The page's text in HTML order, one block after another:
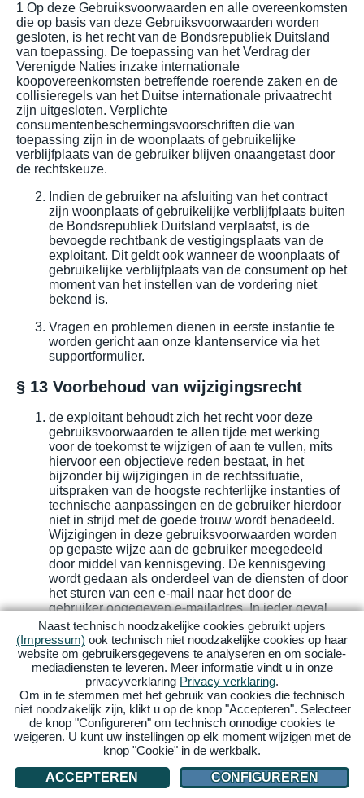
1 Op deze Gebruiksvoorwaarden en alle overeenkomsten
die op basis van deze Gebruiksvoorwaarden worden
gesloten, is het recht van de Bondsrepubliek Duitsland
van toepassing. De toepassing van het Verdrag der
Verenigde Naties inzake internationale
koopovereenkomsten betreffende roerende zaken en de
collisieregels van het Duitse internationale privaatrecht
zijn uitgesloten. Verplichte
consumentenbeschermingsvoorschriften die van
toepassing zijn in de woonplaats of gebruikelijke
verblijfplaats van de gebruiker blijven onaangetast door
de rechtskeuze.
Indien de gebruiker na afsluiting van het contract
zijn woonplaats of gebruikelijke verblijfplaats buiten
de Bondsrepubliek Duitsland verplaatst, is de
bevoegde rechtbank de vestigingsplaats van de
exploitant. Dit geldt ook wanneer de woonplaats of
gebruikelijke verblijfplaats van de consument op het
moment van het instellen van de vordering niet
bekend is.
Vragen en problemen dienen in eerste instantie te
worden gericht aan onze klantenservice via het
supportformulier.
§ 13 Voorbehoud van wijzigingsrecht
de exploitant behoudt zich het recht voor deze
gebruiksvoorwaarden te allen tijde met werking
voor de toekomst te wijzigen of aan te vullen, mits
hiervoor een objectieve reden bestaat, in het
bijzonder bij wijzigingen in de rechtssituatie,
uitspraken van de hoogste rechterlijke instanties of
technische aanpassingen en de gebruiker hierdoor
niet in strijd met de goede trouw wordt benadeeld.
Wijzigingen in deze gebruiksvoorwaarden worden
op gepaste wijze aan de gebruiker meegedeeld
door middel van kennisgeving. De kennisgeving
wordt gedaan als onderdeel van de diensten of door
het sturen van een e-mail naar het door de
gebruiker opgegeven e-mailadres. In ieder geval
wordt de gebruiker de eerstvolgende keer dat hij/zij
inlogt op de hoogte gesteld van de wijziging.
De gebruiker kan bezwaar maken tegen de
wijzigingen van de Gebruiksvoorwaarden binnen
één (1) maand nadat hij/zij hiervan op de hoogte is
gesteld en de mogelijkheid heeft gehad om kennis
te nemen van de wijzigingen. De gebruiker wordt
geadviseerd om het bezwaar schriftelijk of per e-
mail naar de exploitant te sturen om bewijsmateriaal
te bewaren.
Naast technisch noodzakelijke cookies gebruikt upjers
(Impressum) ook technisch niet noodzakelijke cookies op haar
website om gebruikersgegevens te analyseren en om sociale-
mediadiensten te leveren. Meer informatie vindt u in onze
privacyverklaring Privacy verklaring.
Om in te stemmen met het gebruik van cookies die technisch
niet noodzakelijk zijn, klikt u op de knop "Accepteren". Selecteer
de knop "Configureren" om technisch onnodige cookies te
weigeren. U kunt uw instellingen op elk moment wijzigen met de
knop "Cookie" in de werkbalk.
ACCEPTEREN
CONFIGUREREN